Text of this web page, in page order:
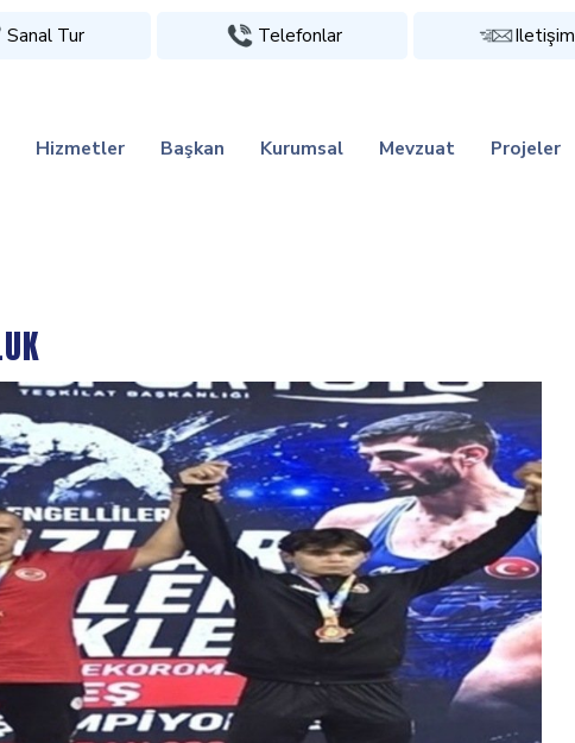
Sanal Tur Telefonlar Iletişim
Hizmetler Başkan Kurumsal Mevzuat Projeler